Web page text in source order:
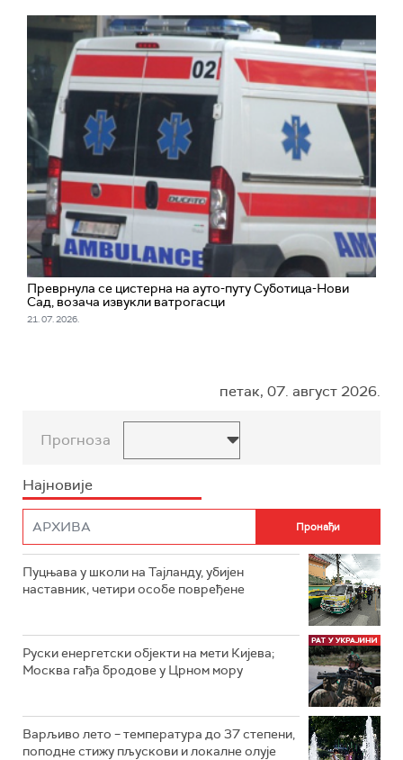
Преврнула се цистерна на ауто-путу Суботица-Нови
Сад, возача извукли ватрогасци
21. 07. 2026.
петак, 07. август 2026.
Прогноза
Најновије
Пуцњава у школи на Тајланду, убијен
наставник, четири особе повређене
Руски енергетски објекти на мети Кијева;
Москва гађа бродове у Црном мору
Варљиво лето – температура до 37 степени,
поподне стижу пљускови и локалне олује